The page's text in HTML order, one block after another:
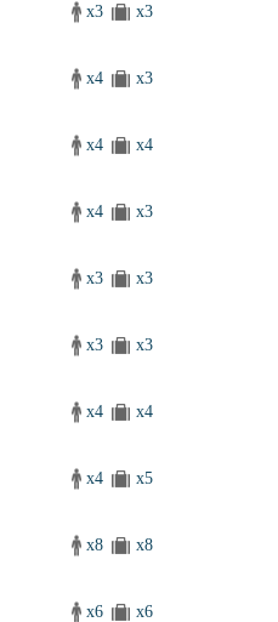
x3 x3
x4 x3
x4 x4
x4 x3
x3 x3
x3 x3
x4 x4
x4 x5
x8 x8
x6 x6